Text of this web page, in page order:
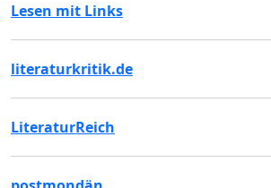
Lesen mit Links
literaturkritik.de
LiteraturReich